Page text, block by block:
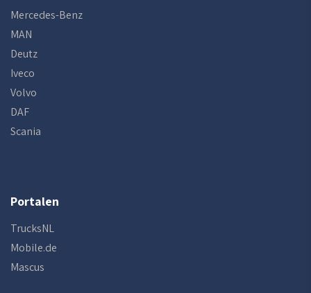
Mercedes-Benz
MAN
Deutz
Iveco
Volvo
DAF
Scania
Portalen
TrucksNL
Mobile.de
Mascus